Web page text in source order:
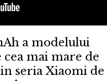
a modelului
cea mai mare de
seria Xiaomi de